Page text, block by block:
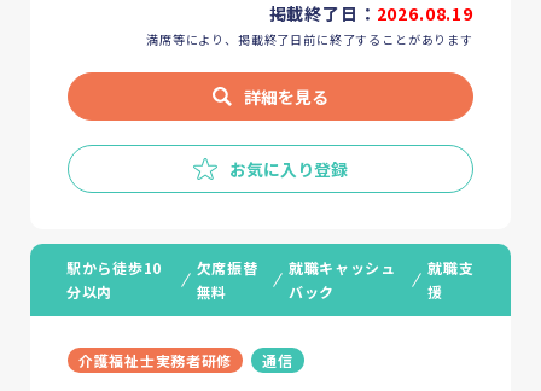
掲載終了日： 2026.08.19
満席等により、掲載終了日前に終了することがあります
詳細を見る
お気に入り登録
駅から徒歩10
分以内
欠席振替
無料
就職キャッシュ
バック
就職支
援
介護福祉士実務者研修 通信